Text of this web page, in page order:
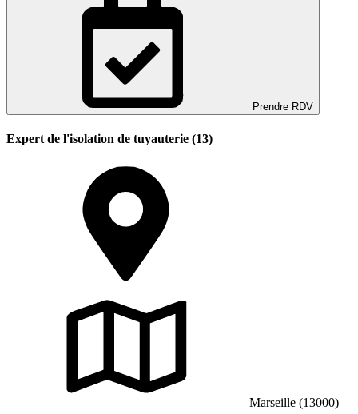
Prendre RDV
Expert de l'isolation de tuyauterie (13)
Marseille (13000)